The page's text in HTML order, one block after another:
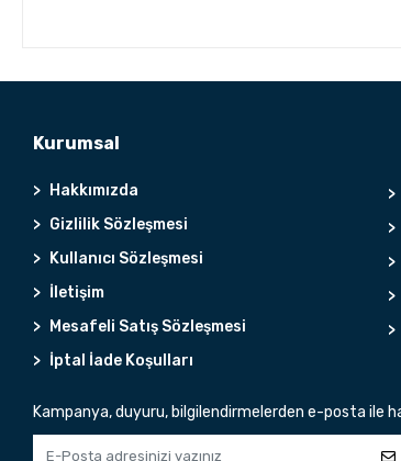
Kurumsal
Hakkımızda
Gizlilik Sözleşmesi
Kullanıcı Sözleşmesi
İletişim
Mesafeli Satış Sözleşmesi
İptal İade Koşulları
Kampanya, duyuru, bilgilendirmelerden e-posta ile